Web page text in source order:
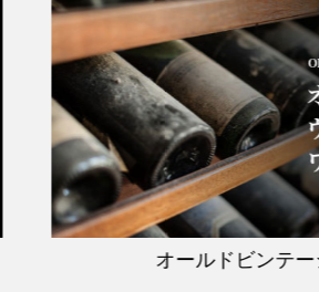
オールドビンテー